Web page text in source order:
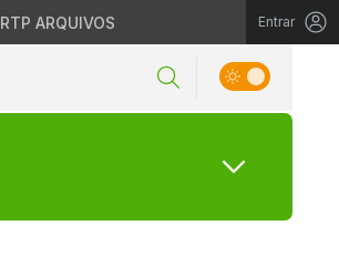
RTP ARQUIVOS Entrar